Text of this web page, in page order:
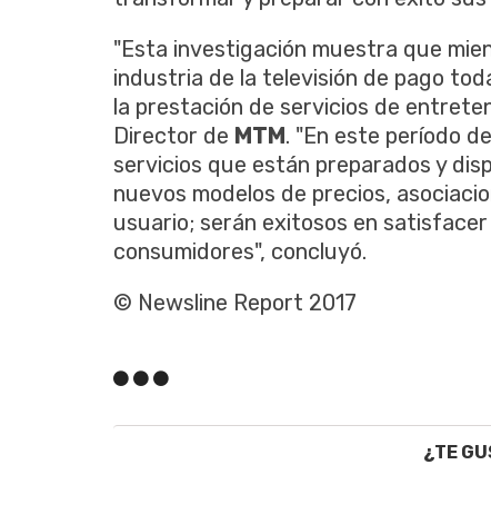
"Esta investigación muestra que
industria de la televisión de pago
la prestación de servicios de
Director de MTM. "En este período
servicios que están preparados y
nuevos modelos de precios,
usuario; serán exitosos en
consumidores", concluyó.
© Newsline Report 2017
¿TE